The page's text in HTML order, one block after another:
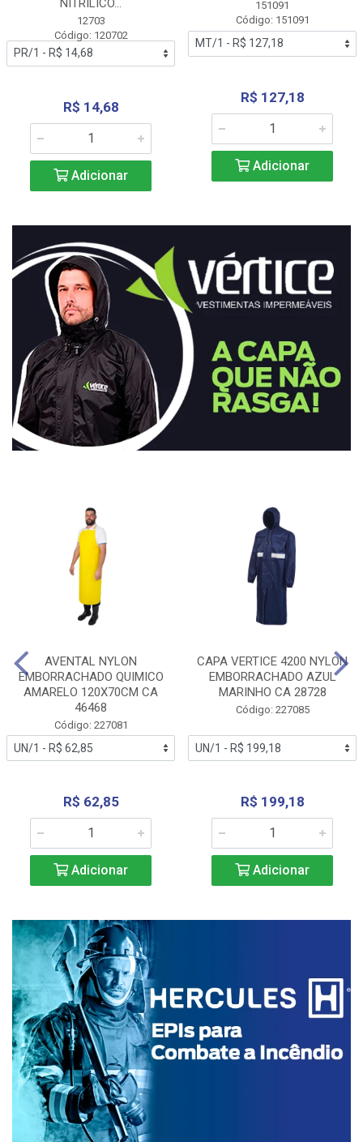
NITRÍLICO...
12703
Código: 120702
R$ 14,68
Adicionar
151091
Código: 151091
R$ 127,18
Adicionar
AVENTAL NYLON
EMBORRACHADO QUIMICO
AMARELO 120X70CM CA
46468
Código: 227081
R$ 62,85
Adicionar
CAPA VERTICE 4200 NYLON
EMBORRACHADO AZUL
MARINHO CA 28728
Código: 227085
R$ 199,18
Adicionar